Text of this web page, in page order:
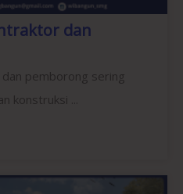
dan
pemborong sering
konstruksi ...